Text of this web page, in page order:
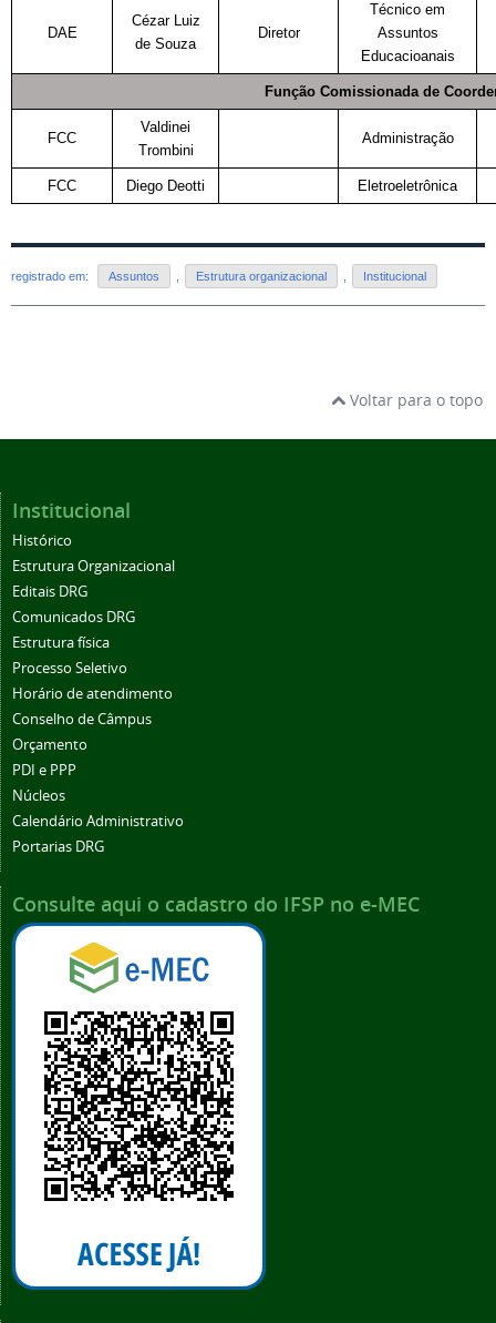
DAE
Cézar Luiz
de Souza
Diretor
Técnico em
Assuntos
Educacioanais
Função Comissionada de
FCC
Valdinei
Trombini
Administração
FCC Diego Deotti Eletroeletrônica
registrado em: Assuntos Estrutura organizacional Institucional
Voltar para o topo
Institucional
Histórico
Estrutura Organizacional
Editais DRG
Comunicados DRG
Estrutura física
Processo Seletivo
Horário de atendimento
Conselho de Câmpus
Orçamento
PDI e PPP
Núcleos
Calendário Administrativo
Portarias DRG
Consulte aqui o cadastro do IFSP no e-MEC